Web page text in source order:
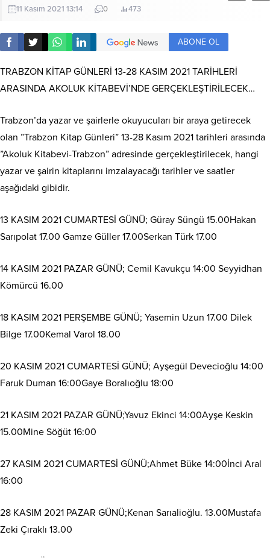
11 Kasım 2021 13:14 0 473
ABONE OL
TRABZON KİTAP GÜNLERİ 13-28 KASIM 2021 TARİHLERİ
ARASINDA AKOLUK KİTABEVİ’NDE GERÇEKLEŞTİRİLECEK…
Trabzon’da yazar ve şairlerle okuyucuları bir araya getirecek
olan ”Trabzon Kitap Günleri” 13-28 Kasım 2021 tarihleri arasında
”Akoluk Kitabevi-Trabzon” adresinde gerçekleştirilecek, hangi
yazar ve şairin kitaplarını imzalayacağı tarihler ve saatler
aşağıdaki gibidir.
13 KASIM 2021 CUMARTESİ GÜNÜ; Güray Süngü 15.00Hakan
Sarıpolat 17.00 Gamze Güller 17.00Serkan Türk 17.00
14 KASIM 2021 PAZAR GÜNÜ; Cemil Kavukçu 14:00 Seyyidhan
Kömürcü 16.00
18 KASIM 2021 PERŞEMBE GÜNÜ; Yasemin Uzun 17.00 Dilek
Bilge 17.00Kemal Varol 18.00
20 KASIM 2021 CUMARTESİ GÜNÜ; Ayşegül Devecioğlu 14:00
Faruk Duman 16:00Gaye Boralıoğlu 18:00
21 KASIM 2021 PAZAR GÜNÜ;Yavuz Ekinci 14:00Ayşe Keskin
15.00Mine Söğüt 16:00
27 KASIM 2021 CUMARTESİ GÜNÜ;Ahmet Büke 14:00İnci Aral
16:00
28 KASIM 2021 PAZAR GÜNÜ;Kenan Sarıalioğlu. 13.00Mustafa
Zeki Çıraklı 13.00